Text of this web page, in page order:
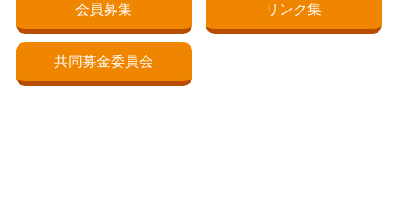
会員募集 リンク集
共同募金委員会